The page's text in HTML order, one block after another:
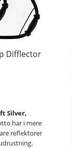
Difflector
Silver,
har i mere
reflektorer